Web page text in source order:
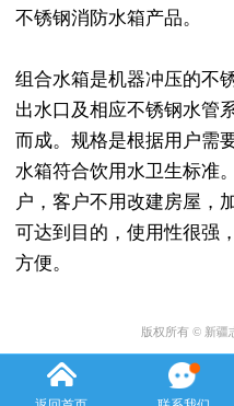
不锈钢消防水箱产品。
组合水箱是机器冲压的不
出水口及相应不锈钢水管
而成。规格是根据用户需
水箱符合饮用水卫生标准
户，客户不用改建房屋，
可达到目的，使用性很强
方便。
版权所有 © 新疆